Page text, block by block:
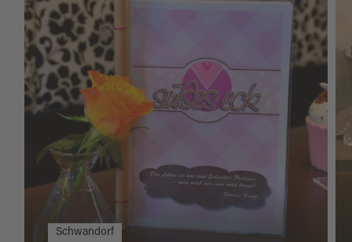
Schwandorf